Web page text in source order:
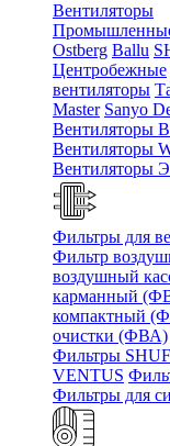
Вентиляторы
Ostberg Ballu
Центробежные
вентиляторы
Master Sanyo
Вентиляторы
Вентиляторы
Вентиляторы
Фильтры для
Фильтр
воздушный
карманный
компактный
очистки (ФВА)
Фильтры
VENTUS
Фильтры для